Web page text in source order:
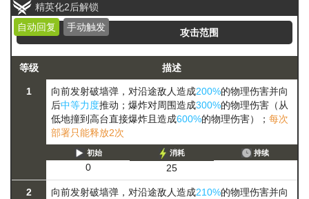
精英化2后解锁
自动回复
手动触发 攻击范围
等级 描述
1 向前发射破墙弹，对沿途敌人造成200%的物理伤害并向
后中等力度推动；爆炸对周围造成300%的物理伤害（从
低地撞到高台直接爆炸且造成600%的物理伤害）； 每次
部署只能释放2次
初始
0
消耗
25
持续
2 向前发射破墙弹，对沿途敌人造成210%的物理伤害并向